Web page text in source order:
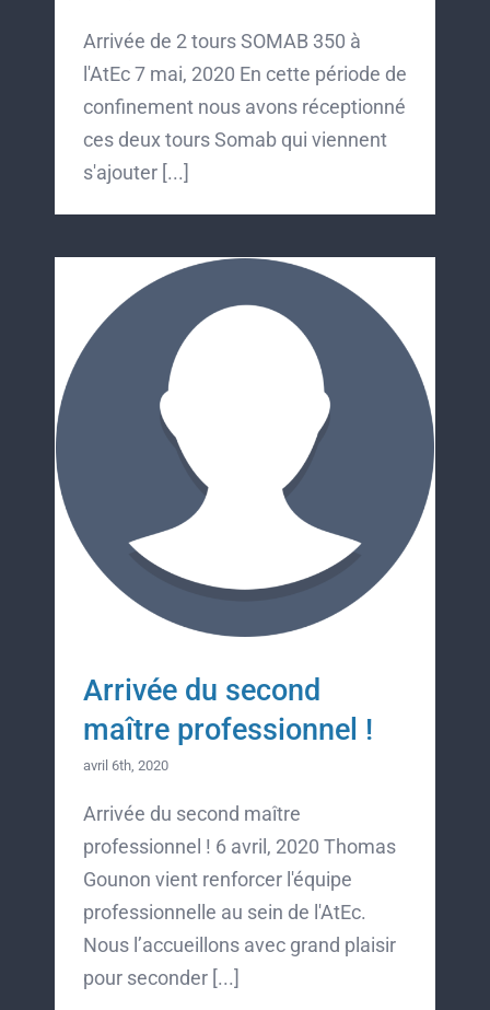
Arrivée de 2 tours SOMAB 350 à
l'AtEc 7 mai, 2020 En cette période de
confinement nous avons réceptionné
ces deux tours Somab qui viennent
s'ajouter [...]
Arrivée du second
maître professionnel !
avril 6th, 2020
Arrivée du second maître
professionnel ! 6 avril, 2020 Thomas
Gounon vient renforcer l'équipe
professionnelle au sein de l'AtEc.
Nous l’accueillons avec grand plaisir
pour seconder [...]